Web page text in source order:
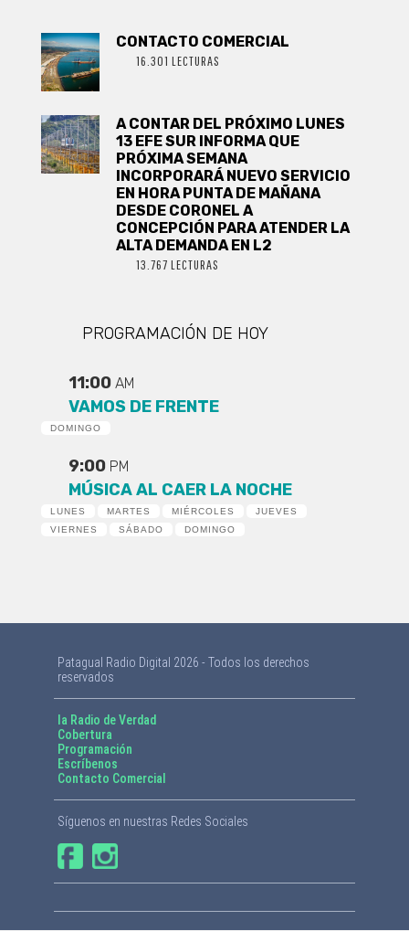
CONTACTO COMERCIAL
16.301 LECTURAS
A CONTAR DEL PRÓXIMO LUNES
13 EFE SUR INFORMA QUE
PRÓXIMA SEMANA
INCORPORARÁ NUEVO SERVICIO
EN HORA PUNTA DE MAÑANA
DESDE CORONEL A
CONCEPCIÓN PARA ATENDER LA
ALTA DEMANDA EN L2
13.767 LECTURAS
PROGRAMACIÓN DE HOY
11:00 AM
VAMOS DE FRENTE
DOMINGO
9:00 PM
MÚSICA AL CAER LA NOCHE
LUNES MARTES MIÉRCOLES
JUEVES
VIERNES
SÁBADO DOMINGO
Patagual Radio Digital 2026 - Todos los derechos
reservados
la Radio de Verdad
Cobertura
Programación
Escríbenos
Contacto Comercial
Síguenos en nuestras Redes Sociales